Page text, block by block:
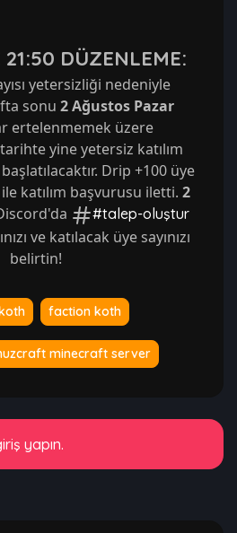
DÜZENLEME:
yetersizliği nedeniyle
sonu 2 Ağustos Pazar
ertelenmemek üzere
yine yetersiz katılım
Drip +100 üye
katılım başvurusu iletti. 2
#talep-oluştur
ve katılacak üye sayınızı
belirtin!
faction koth
minecraft server
yapın.